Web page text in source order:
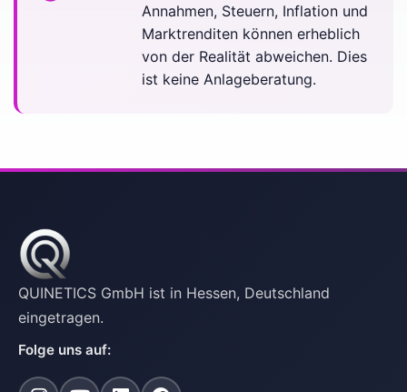
Annahmen, Steuern, Inflation und
Marktrenditen können erheblich
von der Realität abweichen. Dies
ist keine Anlageberatung.
QUINETICS GmbH ist in Hessen, Deutschland
eingetragen.
Folge uns auf: